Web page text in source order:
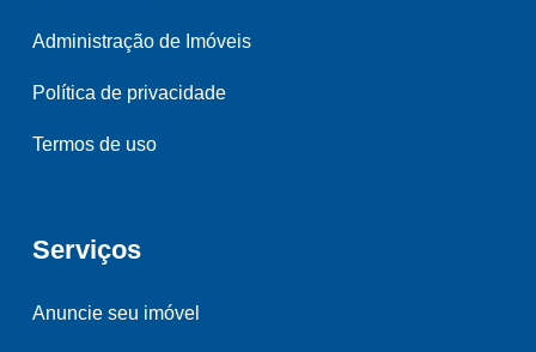
Administração de Imóveis
Política de privacidade
Termos de uso
Serviços
Anuncie seu imóvel